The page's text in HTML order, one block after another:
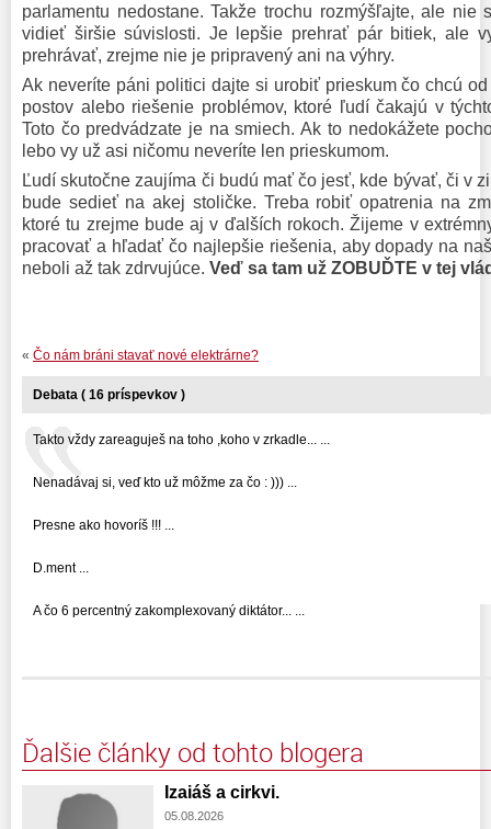
parlamentu nedostane. Takže trochu rozmýšľajte, ale nie
vidieť širšie súvislosti. Je lepšie prehrať pár bitiek, ale
prehrávať, zrejme nie je pripravený ani na výhry.
Ak neveríte páni politici dajte si urobiť prieskum čo chcú
postov alebo riešenie problémov, ktoré ľudí čakajú v
Toto čo predvádzate je na smiech. Ak to nedokážete
lebo vy už asi ničomu neveríte len prieskumom.
Ľudí skutočne zaujíma či budú mať čo jesť, kde bývať, či v
bude sedieť na akej stoličke. Treba robiť opatrenia na
ktoré tu zrejme bude aj v ďalších rokoch. Žijeme v
pracovať a hľadať čo najlepšie riešenia, aby dopady na
neboli až tak zdrvujúce. Veď sa tam už ZOBUĎTE v tej
« Čo nám bráni stavať nové elektrárne?
Debata ( 16 príspevkov )
Takto vždy zareaguješ na toho ,koho v zrkadle... ...
Nenadávaj si, veď kto už môžme za čo : ))) ...
Presne ako hovoríš !!! ...
D.ment ...
A čo 6 percentný zakomplexovaný diktátor... ...
Ďalšie články od tohto blogera
Izaiáš a cirkvi.
05.08.2026